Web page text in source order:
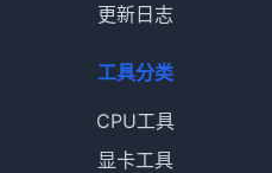
更新日志
工具分类
CPU工具
显卡工具